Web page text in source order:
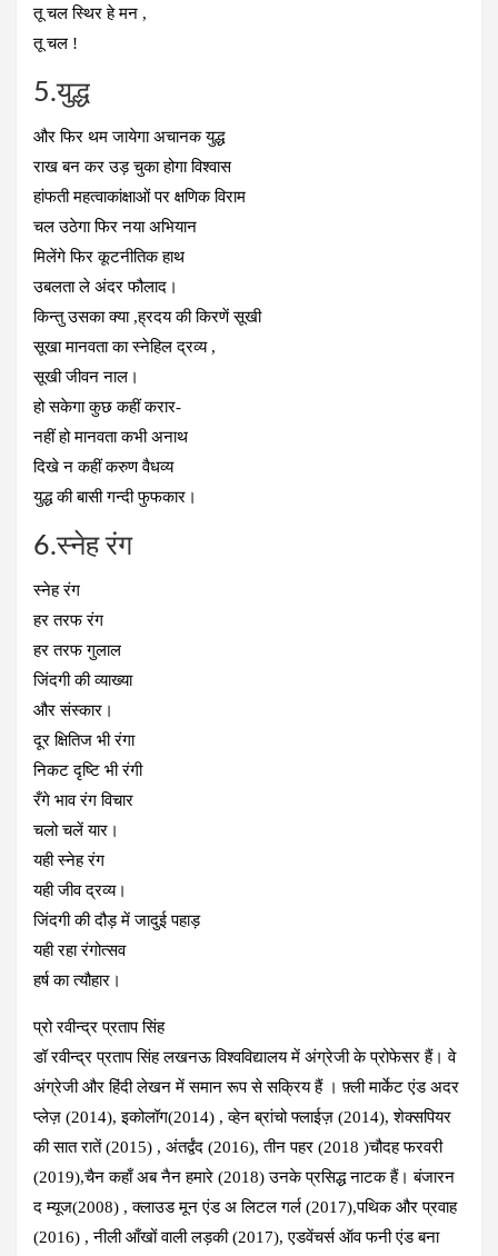
तू चल स्थिर हे मन ,
तू चल !
5.युद्ध
और फिर थम जायेगा अचानक युद्ध
राख बन कर उड़ चुका होगा विश्वास
हांफती महत्वाकांक्षाओं पर क्षणिक विराम
चल उठेगा फिर नया अभियान
मिलेंगे फिर कूटनीतिक हाथ
उबलता ले अंदर फौलाद।
किन्तु उसका क्या ,ह्रदय की किरणें सूखी
सूखा मानवता का स्नेहिल द्रव्य ,
सूखी जीवन नाल।
हो सकेगा कुछ कहीं करार-
नहीं हो मानवता कभी अनाथ
दिखे न कहीं करुण वैधव्य
युद्ध की बासी गन्दी फुफकार।
6.स्नेह रंग
स्नेह रंग
हर तरफ रंग
हर तरफ गुलाल
जिंदगी की व्याख्या
और संस्कार।
दूर क्षितिज भी रंगा
निकट दृष्टि भी रंगी
रँगे भाव रंग विचार
चलो चलें यार।
यही स्नेह रंग
यही जीव द्रव्य।
जिंदगी की दौड़ में जादुई पहाड़
यही रहा रंगोत्सव
हर्ष का त्यौहार।
प्रो रवीन्द्र प्रताप सिंह
डॉ रवीन्द्र प्रताप सिंह लखनऊ विश्वविद्यालय में अंग्रेजी के प्रोफेसर हैं। वे
अंग्रेजी और हिंदी लेखन में समान रूप से सक्रिय हैं । फ़्ली मार्केट एंड अदर
प्लेज़ (2014), इकोलॉग(2014) , व्हेन ब्रांचो फ्लाईज़ (2014), शेक्सपियर
की सात रातें (2015) , अंतर्द्वंद (2016), तीन पहर (2018 )चौदह फरवरी
(2019),चैन कहाँ अब नैन हमारे (2018) उनके प्रसिद्ध नाटक हैं। बंजारन
द म्यूज(2008) , क्लाउड मून एंड अ लिटल गर्ल (2017),पथिक और प्रवाह
(2016) , नीली आँखों वाली लड़की (2017), एडवेंचर्स ऑव फनी एंड बना